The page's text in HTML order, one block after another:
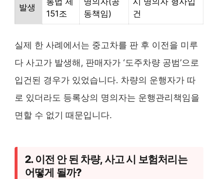
발생
151조
동책임)
건
실제 한 사례에서는 중고차를 판 후 이전을 미루
다 사고가 발생해, 판매자가 ‘도주차량 공범’으로
입건된 경우가 있었습니다. 차량의 운행자가 따
로 있더라도 등록상의 명의자는 운행관리책임을
면할 수 없기 때문입니다.
2. 이전 안 된 차량, 사고 시 보험처리는
어떻게 될까?